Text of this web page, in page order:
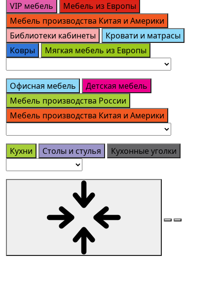
VIP мебель
Мебель из Европы
Мебель производства Китая и Америки
Библиотеки кабинеты
Кровати и матрасы
Ковры
Мягкая мебель из Европы
Офисная мебель
Детская мебель
Мебель производства России
Мебель производства Китая и Америки
Кухни Столы и стулья Кухонные уголки